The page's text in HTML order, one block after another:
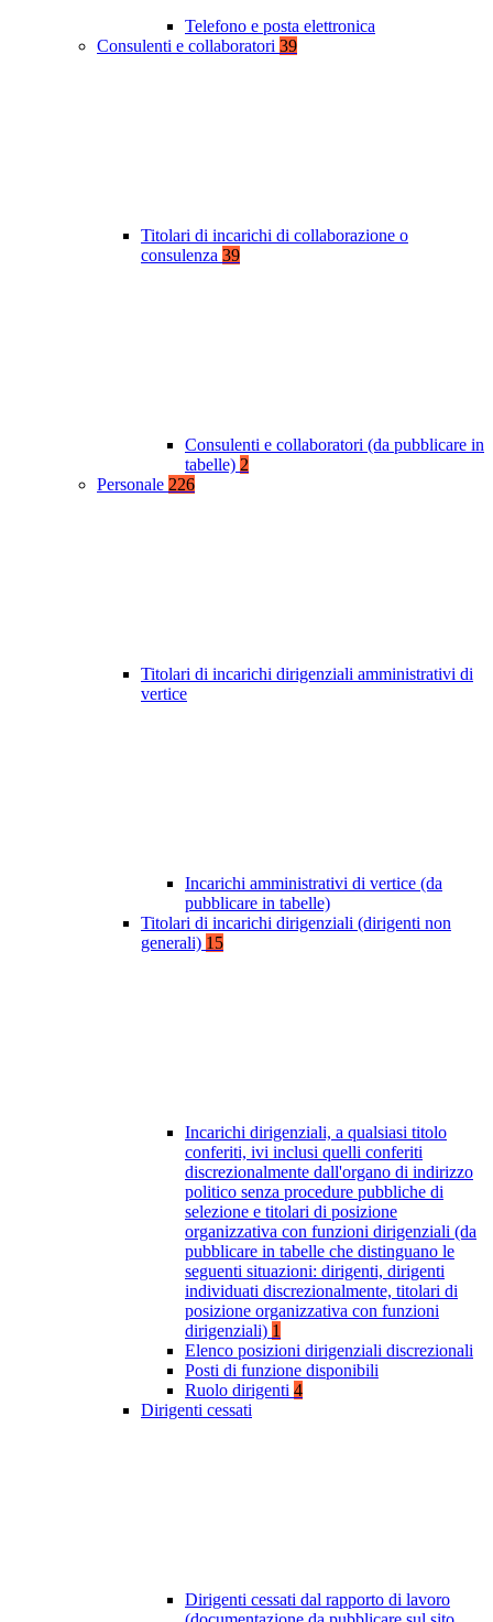
Telefono e posta elettronica
Consulenti e collaboratori 39
Titolari di incarichi di collaborazione o
consulenza 39
Consulenti e collaboratori (da pubblicare in
tabelle) 2
Personale 226
Titolari di incarichi dirigenziali amministrativi di
vertice
Incarichi amministrativi di vertice (da
pubblicare in tabelle)
Titolari di incarichi dirigenziali (dirigenti non
generali) 15
Incarichi dirigenziali, a qualsiasi titolo
conferiti, ivi inclusi quelli conferiti
discrezionalmente dall'organo di indirizzo
politico senza procedure pubbliche di
selezione e titolari di posizione
organizzativa con funzioni dirigenziali (da
pubblicare in tabelle che distinguano le
seguenti situazioni: dirigenti, dirigenti
individuati discrezionalmente, titolari di
posizione organizzativa con funzioni
dirigenziali) 1
Elenco posizioni dirigenziali discrezionali
Posti di funzione disponibili
Ruolo dirigenti 4
Dirigenti cessati
Dirigenti cessati dal rapporto di lavoro